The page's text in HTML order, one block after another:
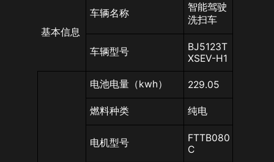
基本信息
车辆名称
智能驾驶
洗扫车
车辆型号
BJ5123T
XSEV-H1
电池电量（kwh） 229.05
燃料种类 纯电
电机型号
FTTB080
C